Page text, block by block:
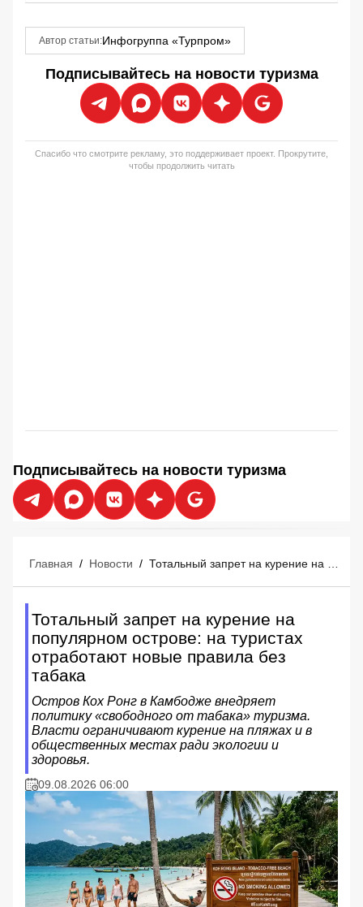
Автор статьи:Инфогруппа «Турпром»
Подписывайтесь на новости туризма
Спасибо что смотрите рекламу, это поддерживает проект. Прокрутите,
чтобы продолжить читать
Подписывайтесь на новости туризма
Главная / Новости /
Тотальный запрет на курение на
популярном острове: на туристах
отработают новые правила без
табака
Остров Кох Ронг в Камбодже внедряет
политику «свободного от табака» туризма.
Власти ограничивают курение на пляжах и в
общественных местах ради экологии и
здоровья.
09.08.2026 06:00